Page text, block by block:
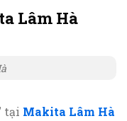
Lâm Hà
tại Makita Lâm Hà